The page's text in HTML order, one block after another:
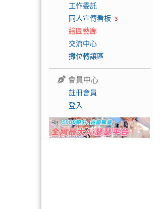
工作委託
同人宣傳看板 3
繪圖藝廊
交流中心
攤位轉讓區
會員中心
註冊會員
登入